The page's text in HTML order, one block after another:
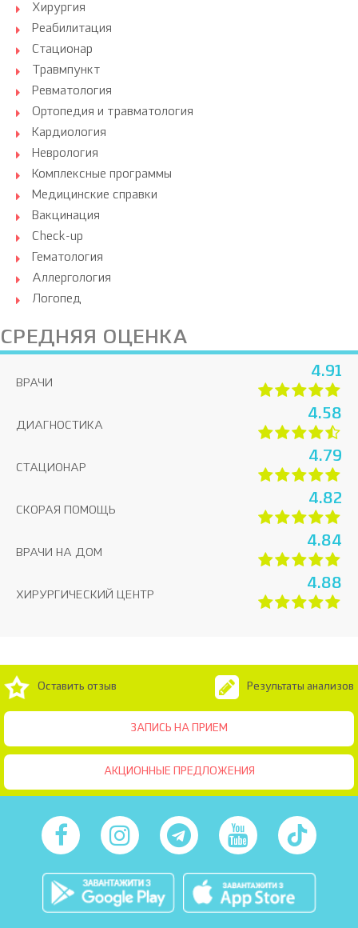
Хирургия
Реабилитация
Стационар
Травмпункт
Ревматология
Ортопедия и травматология
Кардиология
Неврология
Комплексные программы
Медицинские справки
Вакцинация
Check-up
Гематология
Аллергология
Логопед
СРЕДНЯЯ ОЦЕНКА
ВРАЧИ
4.91
ДИАГНОСТИКА
4.58
СТАЦИОНАР
4.79
СКОРАЯ ПОМОЩЬ
4.82
ВРАЧИ НА ДОМ
4.84
ХИРУРГИЧЕСКИЙ ЦЕНТР
4.88
ЗАПИСЬ НА ПРИЕМ
Оставить отзыв Результаты анализов
АКЦИОННЫЕ ПРЕДЛОЖЕНИЯ